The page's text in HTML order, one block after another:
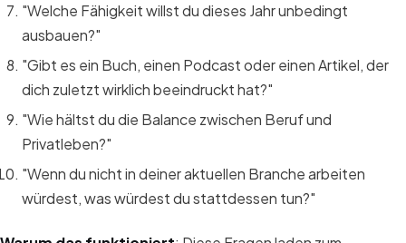
"Welche Fähigkeit willst du dieses Jahr unbedingt
ausbauen?"
"Gibt es ein Buch, einen Podcast oder einen Artikel, der
dich zuletzt wirklich beeindruckt hat?"
"Wie hältst du die Balance zwischen Beruf und
Privatleben?"
"Wenn du nicht in deiner aktuellen Branche arbeiten
würdest, was würdest du stattdessen tun?"